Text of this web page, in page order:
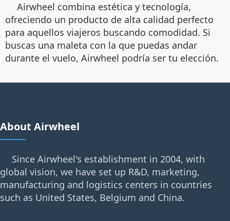
Airwheel combina estética y tecnología,
ofreciendo un producto de alta calidad perfecto
para aquellos viajeros buscando comodidad. Si
buscas una maleta con la que puedas andar
durante el vuelo, Airwheel podría ser tu elección.
About Airwheel
Since Airwheel's establishment in 2004, with
global vision, we have set up R&D, marketing,
manufacturing and logistics centers in countries
such as United States, Belgium and China.